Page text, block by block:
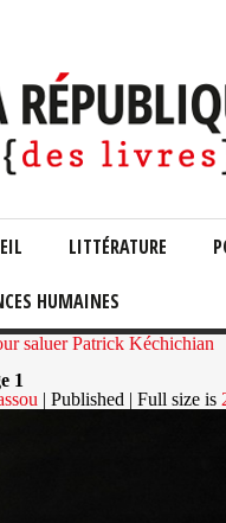
LITTÉRATURE
HUMAINES
saluer Patrick Kéchichian
1
| Published | Full size is